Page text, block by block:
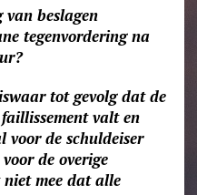
beslagen
tegenvordering na
tot gevolg dat de
valt en
voor de schuldeiser
de overige
mee dat alle